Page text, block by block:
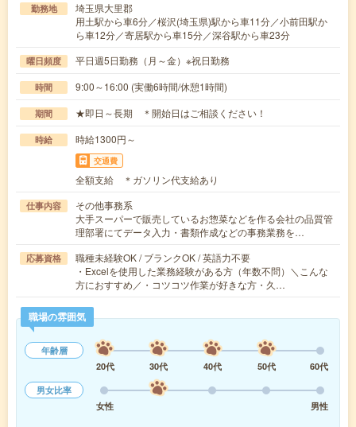
勤務地
埼玉県大里郡
用土駅から車6分／桜沢(埼玉県)駅から車11分／小前田駅か
ら車12分／寄居駅から車15分／深谷駅から車23分
曜日頻度 平日週5日勤務（月～金）※祝日勤務
時間 9:00～16:00 (実働6時間/休憩1時間)
期間 ★即日～長期 ＊開始日はご相談ください！
時給 時給1300円～
交通費
全額支給 ＊ガソリン代支給あり
仕事内容
その他事務系
大手スーパーで販売しているお惣菜などを作る会社の品質管
理部署にてデータ入力・書類作成などの事務業務を…
応募資格
職種未経験OK / ブランクOK / 英語力不要
・Excelを使用した業務経験がある方（年数不問）＼こんな
方におすすめ／・コツコツ作業が好きな方・久…
職場の雰囲気
年齢層
20代
30代 40代 50代
60代
男女比率
女性
男性